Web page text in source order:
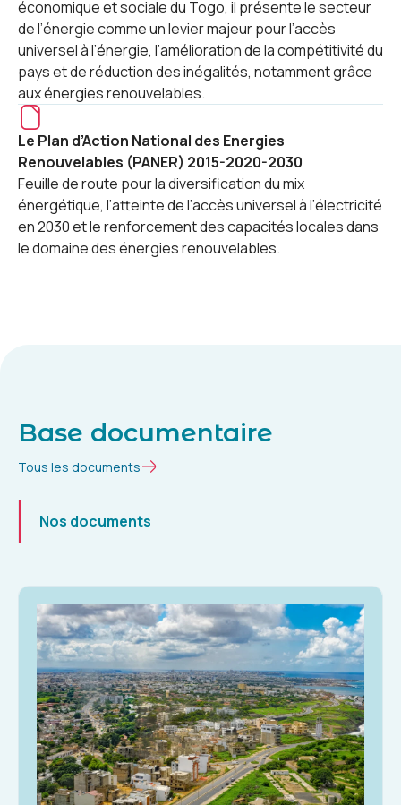
économique et sociale du Togo, il présente le secteur
de l’énergie comme un levier majeur pour l’accès
universel à l’énergie, l’amélioration de la compétitivité du
pays et de réduction des inégalités, notamment grâce
aux énergies renouvelables.
Le Plan d’Action National des Energies
Renouvelables (PANER) 2015-2020-2030
Feuille de route pour la diversification du mix
énergétique, l’atteinte de l’accès universel à l’électricité
en 2030 et le renforcement des capacités locales dans
le domaine des énergies renouvelables.
Base documentaire
Tous les documents
Nos documents